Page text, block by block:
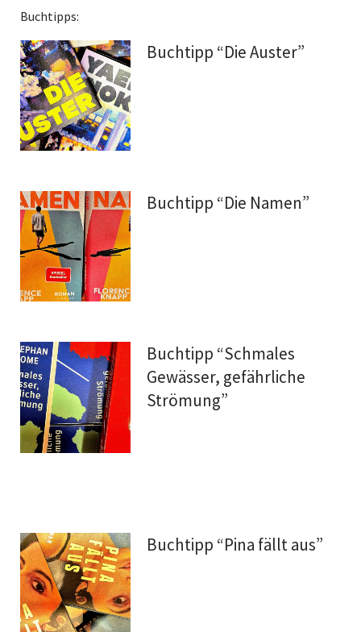
Buchtipps:
Buchtipp “Die Auster”
Buchtipp “Die Namen”
Buchtipp “Schmales
Gewässer, gefährliche
Strömung”
Buchtipp “Pina fällt aus”